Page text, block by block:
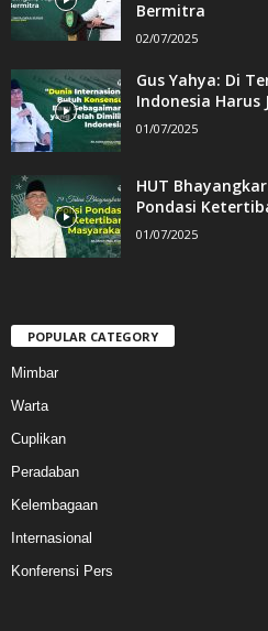
Bermitra
02/07/2025
Gus Yahya: Di
Indonesia Harus
01/07/2025
HUT
Pondasi
01/07/2025
POPULAR CATEGORY
Mimbar
Warta
Cuplikan
Peradaban
Kelembagaan
Internasional
Konferensi Pers